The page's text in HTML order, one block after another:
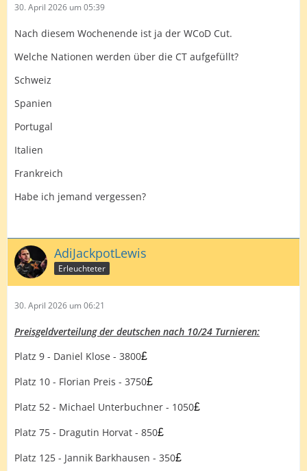
30. April 2026 um 05:39
Nach diesem Wochenende ist ja der WCoD Cut.
Welche Nationen werden über die CT aufgefüllt?
Schweiz
Spanien
Portugal
Italien
Frankreich
Habe ich jemand vergessen?
AdiJackpotLewis
Erleuchteter
30. April 2026 um 06:21
Preisgeldverteilung der deutschen nach 10/24 Turnieren:
Platz 9 - Daniel Klose - 3800£
Platz 10 - Florian Preis - 3750£
Platz 52 - Michael Unterbuchner - 1050£
Platz 75 - Dragutin Horvat - 850£
Platz 125 - Jannik Barkhausen - 350£